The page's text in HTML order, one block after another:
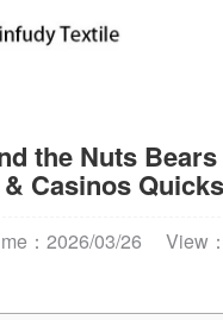
the Nuts
Casinos
：2026/03/26 View